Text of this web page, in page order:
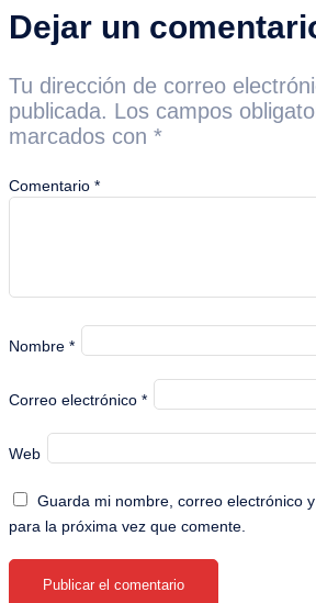
Dejar un
Tu dirección de correo
publicada. Los campos
marcados con *
Comentario *
Nombre *
Correo electrónico *
Web
Guarda mi nombre, correo electrónico
para la próxima vez que comente.